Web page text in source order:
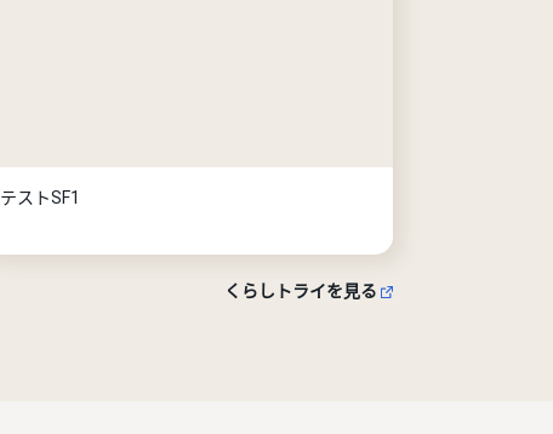
テストSF1
くらしトライを見る